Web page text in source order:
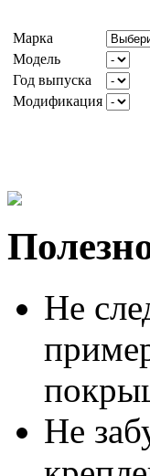
Марка
Модель
Год выпуска
Модификация
Не
Не